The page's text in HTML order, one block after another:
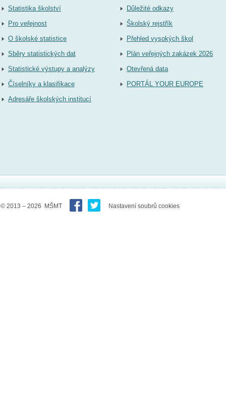
Statistika školství
Pro veřejnost
O školské statistice
Sběry statistických dat
Statistické výstupy a analýzy
Číselníky a klasifikace
Adresáře školských institucí
Důležité odkazy
Školský rejstřík
Přehled vysokých škol
Plán veřejných zakázek 2026
Otevřená data
PORTÁL YOUR EUROPE
© 2013 – 2026 MŠMT Nastavení soubrů cookies